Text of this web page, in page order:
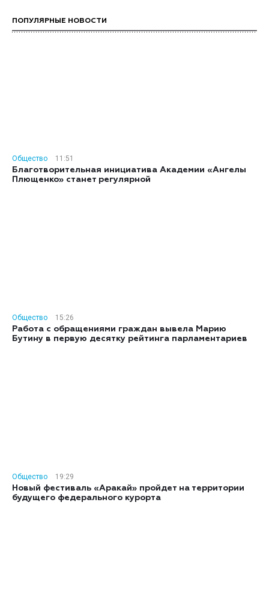
ПОПУЛЯРНЫЕ НОВОСТИ
Общество
11:51
Благотворительная инициатива Академии «Ангелы
Плющенко» станет регулярной
Общество
15:26
Работа с обращениями граждан вывела Марию
Бутину в первую десятку рейтинга парламентариев
Общество
19:29
Новый фестиваль «Аракай» пройдет на территории
будущего федерального курорта